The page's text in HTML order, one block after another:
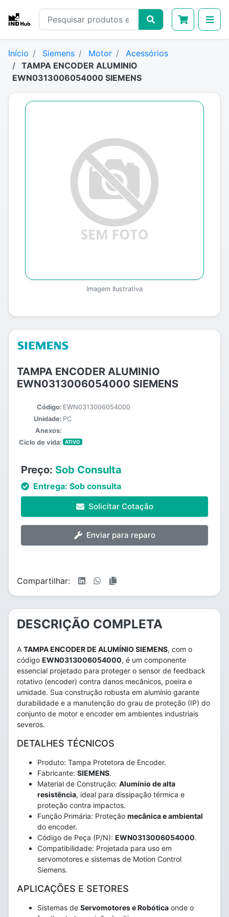
Início Siemens Motor
Acessórios
TAMPA ENCODER ALUMINIO
EWN0313006054000 SIEMENS
Imagem Ilustrativa
TAMPA ENCODER ALUMINIO
EWN0313006054000 SIEMENS
Código: EWN0313006054000
Unidade: PC
Anexos:
Ciclo de vida:
ATIVO
Preço: Sob Consulta
Entrega: Sob consulta
Solicitar Cotação
Enviar para reparo
Compartilhar:
DESCRIÇÃO COMPLETA
A TAMPA ENCODER DE ALUMÍNIO SIEMENS, com o
código EWN0313006054000, é um componente
essencial projetado para proteger o sensor de feedback
rotativo (encoder) contra danos mecânicos, poeira e
umidade. Sua construção robusta em alumínio garante
durabilidade e a manutenção do grau de proteção (IP) do
conjunto de motor e encoder em ambientes industriais
severos.
DETALHES TÉCNICOS
Produto: Tampa Protetora de Encoder.
Fabricante: SIEMENS.
Material de Construção: Alumínio de alta
resistência, ideal para dissipação térmica e
proteção contra impactos.
Função Primária: Proteção mecânica e ambiental
do encoder.
Código de Peça (P/N): EWN0313006054000.
Compatibilidade: Projetada para uso em
servomotores e sistemas de Motion Control
Siemens.
APLICAÇÕES E SETORES
Sistemas de Servomotores e Robótica onde o